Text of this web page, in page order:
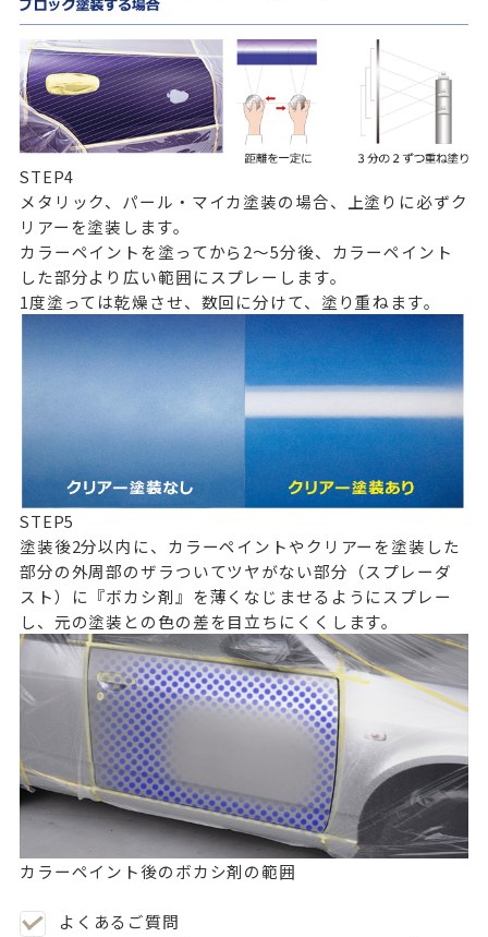
STEP4
メタリック、パール・マイカ塗装の場合、上塗りに必ずク
リアーを塗装します。
カラーペイントを塗ってから2～5分後、カラーペイント
した部分より広い範囲にスプレーします。
1度塗っては乾燥させ、数回に分けて、塗り重ねます。
STEP5
塗装後2分以内に、カラーペイントやクリアーを塗装した
部分の外周部のザラついてツヤがない部分（スプレーダ
スト）に『ボカシ剤』を薄くなじませるようにスプレー
し、元の塗装との色の差を目立ちにくくします。
カラーペイント後のボカシ剤の範囲
よくあるご質問